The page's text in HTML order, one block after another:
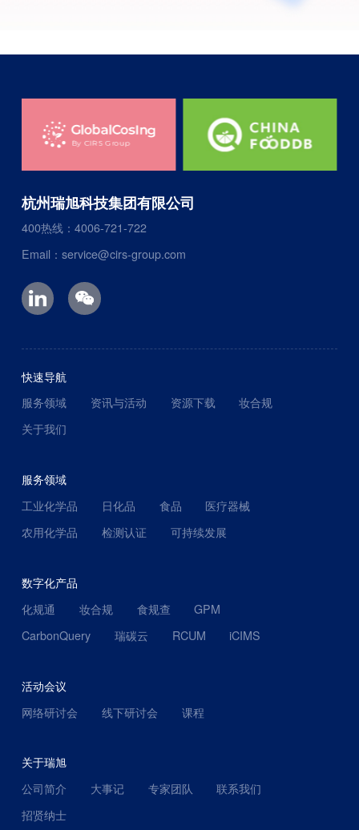
杭州瑞旭科技集团有限公司
400热线：4006-721-722
Email：service@cirs-group.com
快速导航
服务领域
资讯与活动 资源下载
妆合规
关于我们
服务领域
工业化学品
日化品 食品
医疗器械
农用化学品
检测认证 可持续发展
数字化产品
化规通
妆合规 食规查
GPM
CarbonQuery
瑞碳云 RCUM iCIMS
活动会议
网络研讨会
线下研讨会 课程
关于瑞旭
公司简介
大事记 专家团队
联系我们
招贤纳士